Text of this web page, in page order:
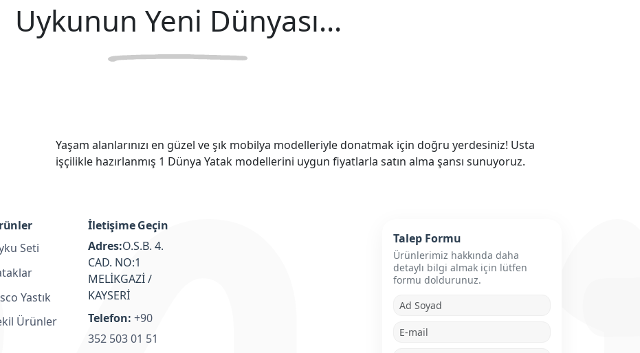
Uykunun Yeni Dünyası...
Yaşam alanlarınızı en güzel ve şık mobilya modelleriyle donatmak için doğru yerdesiniz! Usta
işçilikle hazırlanmış 1 Dünya Yatak modellerini uygun fiyatlarla satın alma şansı sunuyoruz.
Seti
Yastık
Ürünler
İletişime Geçin
Adres:O.S.B. 4.
CAD. NO:1
MELİKGAZİ /
KAYSERİ
Telefon: +90
352 503 01 51
Talep Formu
Ürünlerimiz hakkında daha
detaylı bilgi almak için lütfen
formu doldurunuz.